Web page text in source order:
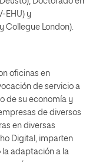
EHU) y
Collegue London).
oficinas en
de servicio a
de su economía y
de diversos
en diversas
Digital, imparten
la adaptación a la